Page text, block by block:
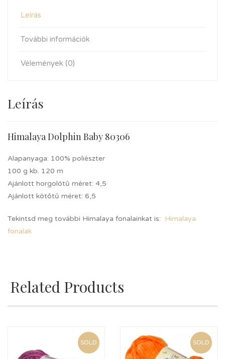
Leírás
További információk
Vélemények (0)
Leírás
Himalaya Dolphin Baby 80306
Alapanyaga: 100% poliészter
100 g kb. 120 m
Ajánlott horgolótű méret: 4,5
Ajánlott kötőtű méret: 6,5
Tekintsd meg további Himalaya fonalainkat is: Himalaya
fonalak
Related Products
SOLD SOLD